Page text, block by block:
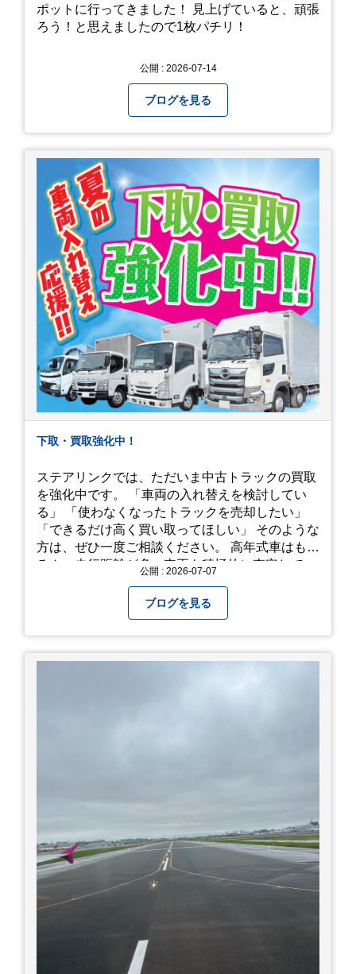
ポットに行ってきました！ 見上げていると、頑張
ろう！と思えましたので1枚パチリ！
公開 : 2026-07-14
ブログを見る
下取・買取強化中！
ステアリンクでは、ただいま中古トラックの買取
を強化中です。 「車両の入れ替えを検討してい
る」 「使わなくなったトラックを売却したい」
「できるだけ高く買い取ってほしい」 そのような
方は、ぜひ一度ご相談ください。 高年式車はもち
ろん、走行距離が多い車両も積極的に査定してい
ただいており、豊富な販売ネットワークを活かし
た高価買取が可能です。
公開 : 2026-07-07
ブログを見る